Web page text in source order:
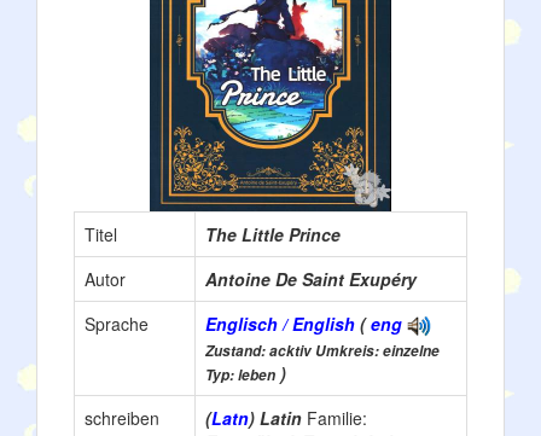
Titel
The Little Prince
Autor
Antoine De Saint Exupéry
Sprache
Englisch / English (eng
Zustand: acktiv Umkreis: einzelne
Typ: leben )
schreiben
(Latn) Latin Familie: